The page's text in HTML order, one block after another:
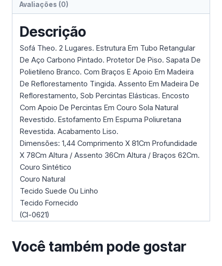
Avaliações (0)
Descrição
Sofá Theo. 2 Lugares. Estrutura Em Tubo Retangular
De Aço Carbono Pintado. Protetor De Piso. Sapata De
Polietileno Branco. Com Braços E Apoio Em Madeira
De Reflorestamento Tingida. Assento Em Madeira De
Reflorestamento, Sob Percintas Elásticas. Encosto
Com Apoio De Percintas Em Couro Sola Natural
Revestido. Estofamento Em Espuma Poliuretana
Revestida. Acabamento Liso.
Dimensões: 1,44 Comprimento X 81Cm Profundidade
X 78Cm Altura / Assento 36Cm Altura / Braços 62Cm.
Couro Sintético
Couro Natural
Tecido Suede Ou Linho
Tecido Fornecido
(Cl-0621)
Você também pode gostar